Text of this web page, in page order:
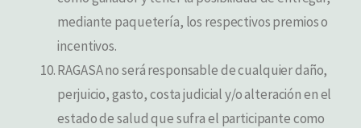
mediante paquetería, los respectivos premios o
incentivos.
RAGASA no será responsable de cualquier daño,
perjuicio, gasto, costa judicial y/o alteración en el
estado de salud que sufra el participante como